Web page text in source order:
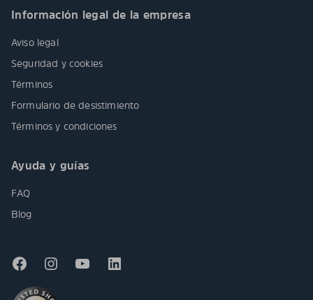
Información legal de la empresa
Aviso legal
Seguridad y cookies
Términos
Formulario de desistimiento
Términos y condiciones
Ayuda y guías
FAQ
Blog